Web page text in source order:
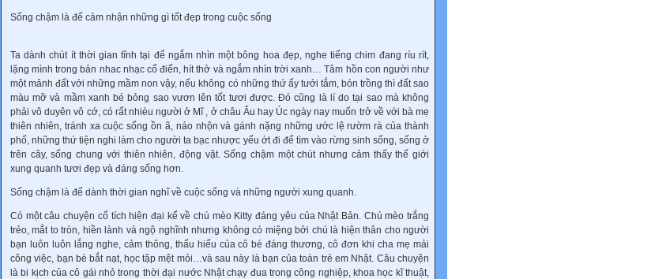
Sống chậm là để cảm nhận những gì tốt đẹp trong cuộc sống
Ta dành chút ít thời gian tĩnh tại để ngắm nhìn một bông hoa đẹp, nghe tiếng chim đang ríu rít,
lặng mình trong bản nhac nhạc cổ điển, hít thở và ngắm nhìn trời xanh… Tâm hồn con người như
một mảnh đất với những mầm non vậy, nếu không có những thứ ấy tưới tắm, bón trồng thì đất sao
màu mỡ và mầm xanh bé bỏng sao vươn lên tốt tươi được. Đó cũng là lí do tại sao mà không
phải vô duyên vô cớ, có rất nhièu người ở Mĩ , ở châu Âu hay Úc ngày nay muốn trở về với bà mẹ
thiên nhiên, tránh xa cuộc sống ồn ã, náo nhộn và gánh nặng những ước lệ rườm rà của thành
phố, những thứ tiện nghi làm cho người ta bạc nhược yếu ớt đi để tìm vào rừng sinh sống, sống ở
trên cây, sống chung với thiên nhiên, động vật. Sống chậm một chút nhưng cảm thấy thế giới
xung quanh tươi đẹp và đáng sống hơn.
Sống chậm là để dành thời gian nghĩ về cuộc sống và những người xung quanh.
Có một câu chuyện cổ tích hiện đại kể về chú mèo Kitty đáng yêu của Nhật Bản. Chú mèo trắng
trẻo, mắt to tròn, hiền lành và ngộ nghĩnh nhưng không có miệng bởi chú là hiện thân cho người
bạn luôn luôn lắng nghe, cảm thông, thấu hiểu của cô bé đáng thương, cô đơn khi cha mẹ mải
công việc, bạn bè bắt nạt, học tập mệt mỏi…và sau này là bạn của toàn trẻ em Nhật. Câu chuyện
là bi kịch của cô gái nhỏ trong thời đại nước Nhật chạy đua trong công nghiệp, khoa học kĩ thuật,